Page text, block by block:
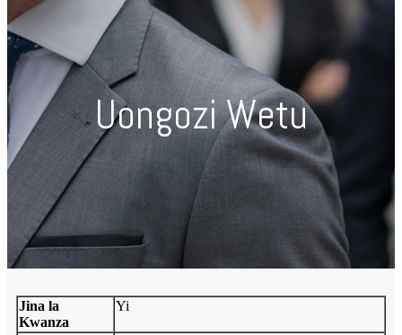
Uongozi Wetu
Jina la
Kwanza
Yi